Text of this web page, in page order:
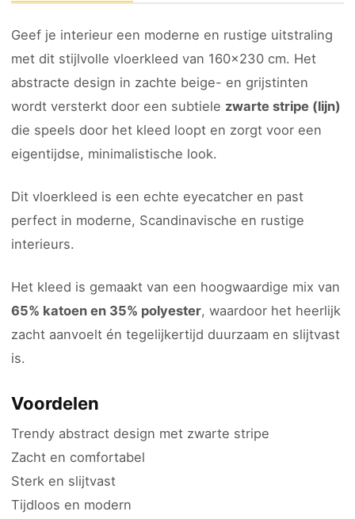
Geef je interieur een moderne en rustige uitstraling
met dit stijlvolle vloerkleed van 160×230 cm. Het
abstracte design in zachte beige- en grijstinten
wordt versterkt door een subtiele zwarte stripe (lijn)
die speels door het kleed loopt en zorgt voor een
eigentijdse, minimalistische look.
Dit vloerkleed is een echte eyecatcher en past
perfect in moderne, Scandinavische en rustige
interieurs.
Het kleed is gemaakt van een hoogwaardige mix van
65% katoen en 35% polyester, waardoor het heerlijk
zacht aanvoelt én tegelijkertijd duurzaam en slijtvast
is.
Voordelen
Trendy abstract design met zwarte stripe
Zacht en comfortabel
Sterk en slijtvast
Tijdloos en modern